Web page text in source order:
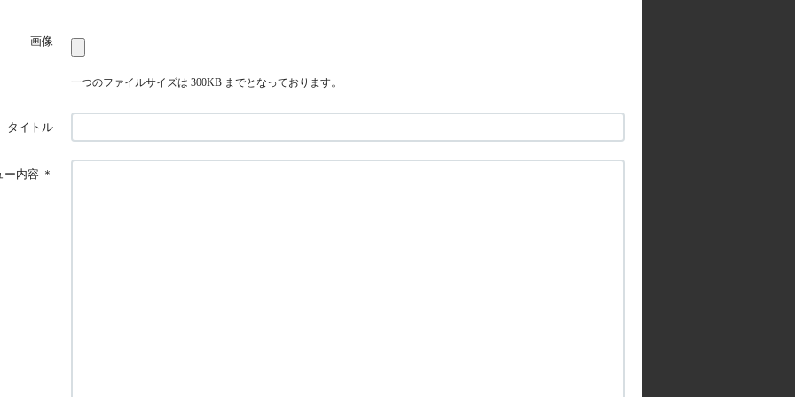
画像
一つのファイルサイズは 300KB までとなっております。
タイトル
ー内容 ＊